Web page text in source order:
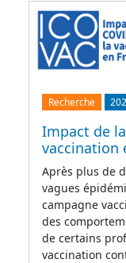
Recherche
Impact de
vaccination
Après plus de
vagues
campagne
des
de certains
vaccination